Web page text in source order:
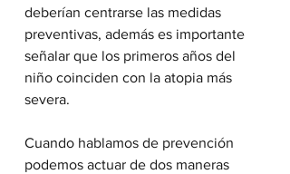
deberían centrarse las medidas
preventivas, además es importante
señalar que los primeros años del
niño coinciden con la atopia más
severa.
Cuando hablamos de prevención
podemos actuar de dos maneras